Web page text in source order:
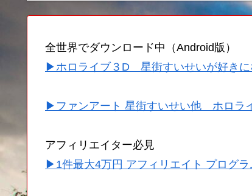
【新型Switch2】
全世界でダウンロード中（Android版）
▶ホロライブ３D 星街すいせいが好きに
▶ファンアート 星街すいせい他 ホロラ
アフィリエイター必見
▶1件最大4万円 アフィリエイト プログラ